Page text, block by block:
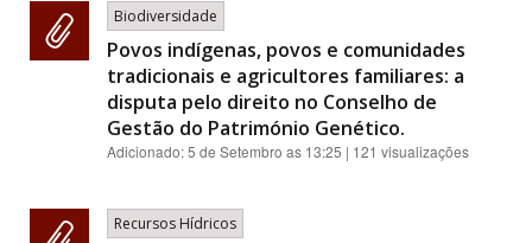
Biodiversidade
Povos indígenas, povos e comunidades
tradicionais e agricultores familiares: a
disputa pelo direito no Conselho de
Gestão do Património Genético.
Adicionado:5 de Setembro as 13:25 | 121 visualizações
Recursos Hídricos